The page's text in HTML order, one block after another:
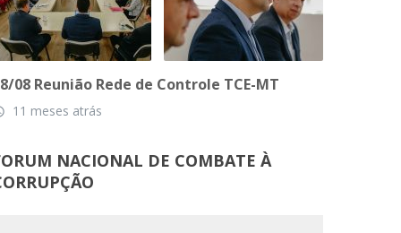
08 Reunião Rede de Controle TCE-MT
11 meses atrás
NACIONAL DE COMBATE À